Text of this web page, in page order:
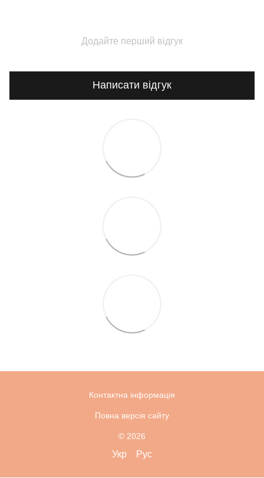
Додайте перший відгук
Написати відгук
Контактна інформація
Повна версія сайту
© 2026
Укр Рус